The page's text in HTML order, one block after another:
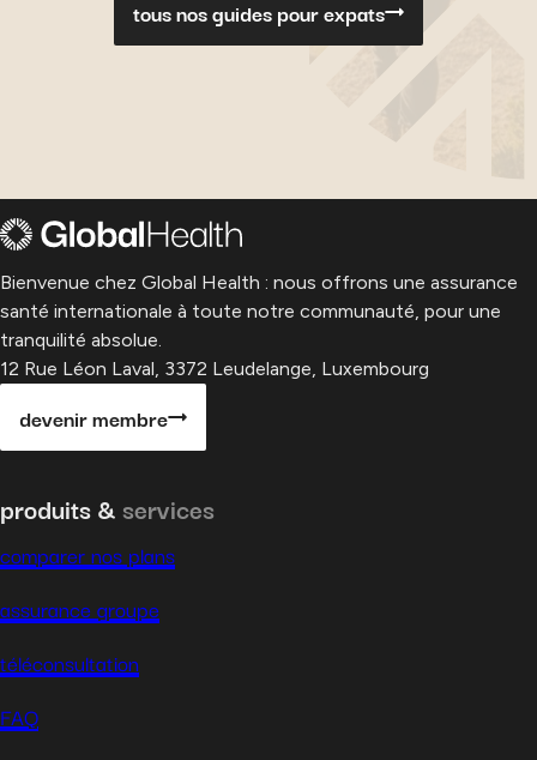
tous nos guides pour expats
Bienvenue chez Global Health : nous offrons une assurance
santé internationale à toute notre communauté, pour une
tranquilité absolue.
12 Rue Léon Laval, 3372 Leudelange, Luxembourg
devenir membre
produits & services
comparer nos plans
assurance groupe
téléconsultation
FAQ